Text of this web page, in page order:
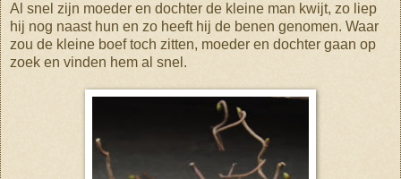
Al snel zijn moeder en dochter de kleine man kwijt, zo liep
hij nog naast hun en zo heeft hij de benen genomen. Waar
zou de kleine boef toch zitten, moeder en dochter gaan op
zoek en vinden hem al snel.